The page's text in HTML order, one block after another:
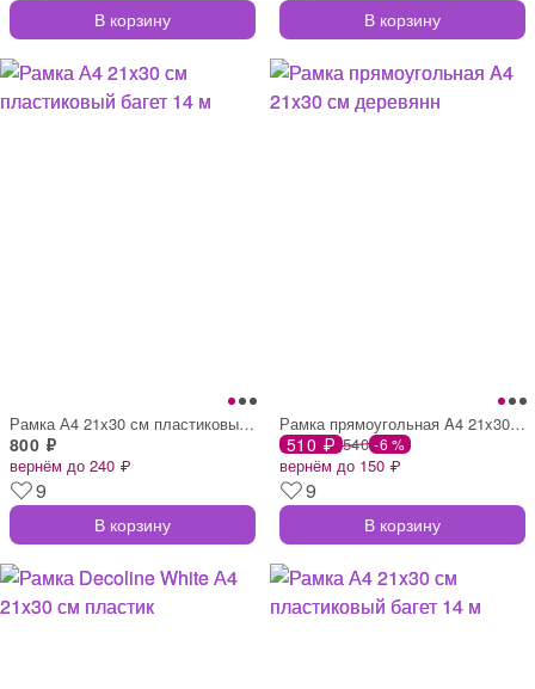
В корзину В корзину
Рамка А4 21x30 см пластиковый багет 14 м
800 ₽
вернём до 240 ₽
9
В корзину
Рамка прямоугольная A4 21x30 см деревянн
510 ₽ 540 -6 %
вернём до 150 ₽
9
В корзину